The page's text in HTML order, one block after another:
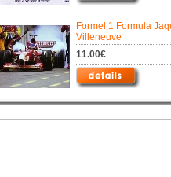
Formel 1 Formula
Villeneuve
11.00€